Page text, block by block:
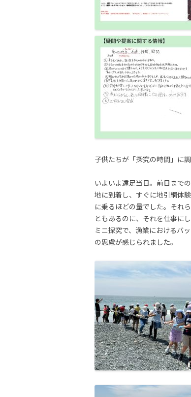
子供たちが「探究の時間」に
いよいよ遠足当日。前日まで
地に到着し、すぐに地引網体
に乗るほどの量でした。それ
ともあるのに、それを仕事に
ミニ探究で、漁業におけるバ
の思慮が感じられました。